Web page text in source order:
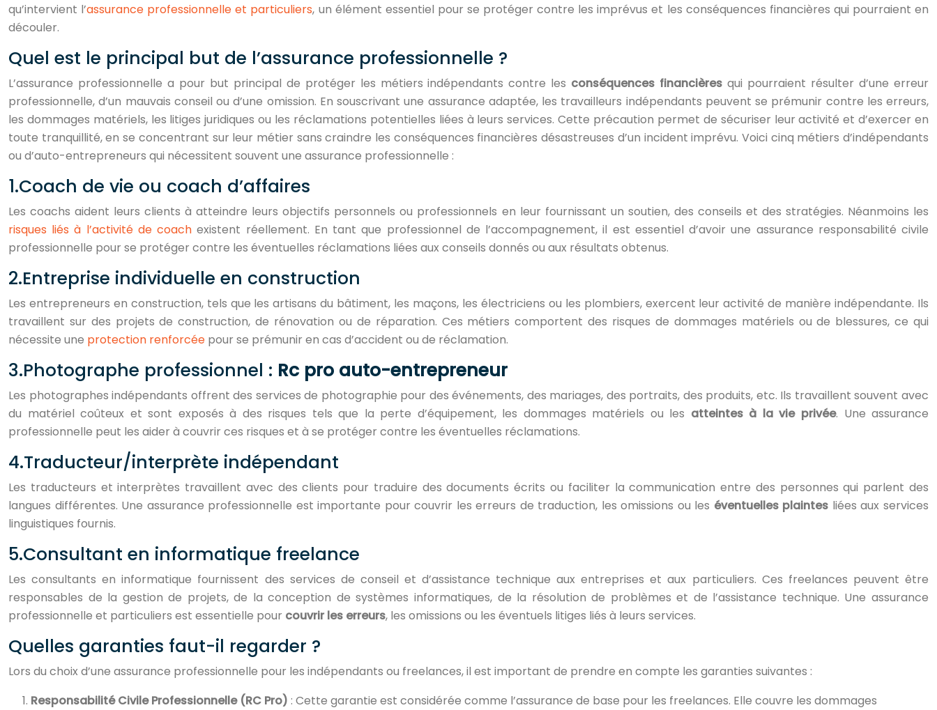
qu’intervient l’assurance professionnelle et particuliers, un élément essentiel pour se protéger contre les imprévus et les conséquences financières qui pourraient en
découler.
Quel est le principal but de l’assurance professionnelle ?
L’assurance professionnelle a pour but principal de protéger les métiers indépendants contre les conséquences financières qui pourraient résulter d’une erreur
professionnelle, d’un mauvais conseil ou d’une omission. En souscrivant une assurance adaptée, les travailleurs indépendants peuvent se prémunir contre les erreurs,
les dommages matériels, les litiges juridiques ou les réclamations potentielles liées à leurs services. Cette précaution permet de sécuriser leur activité et d’exercer en
toute tranquillité, en se concentrant sur leur métier sans craindre les conséquences financières désastreuses d’un incident imprévu. Voici cinq métiers d’indépendants
ou d’auto-entrepreneurs qui nécessitent souvent une assurance professionnelle :
1.Coach de vie ou coach d’affaires
Les coachs aident leurs clients à atteindre leurs objectifs personnels ou professionnels en leur fournissant un soutien, des conseils et des stratégies. Néanmoins les
risques liés à l’activité de coach existent réellement. En tant que professionnel de l’accompagnement, il est essentiel d’avoir une assurance responsabilité civile
professionnelle pour se protéger contre les éventuelles réclamations liées aux conseils donnés ou aux résultats obtenus.
2.Entreprise individuelle en construction
Les entrepreneurs en construction, tels que les artisans du bâtiment, les maçons, les électriciens ou les plombiers, exercent leur activité de manière indépendante. Ils
travaillent sur des projets de construction, de rénovation ou de réparation. Ces métiers comportent des risques de dommages matériels ou de blessures, ce qui
nécessite une protection renforcée pour se prémunir en cas d’accident ou de réclamation.
3.Photographe professionnel : Rc pro auto-entrepreneur
Les photographes indépendants offrent des services de photographie pour des événements, des mariages, des portraits, des produits, etc. Ils travaillent souvent avec
du matériel coûteux et sont exposés à des risques tels que la perte d’équipement, les dommages matériels ou les atteintes à la vie privée. Une assurance
professionnelle peut les aider à couvrir ces risques et à se protéger contre les éventuelles réclamations.
4.Traducteur/interprète indépendant
Les traducteurs et interprètes travaillent avec des clients pour traduire des documents écrits ou faciliter la communication entre des personnes qui parlent des
langues différentes. Une assurance professionnelle est importante pour couvrir les erreurs de traduction, les omissions ou les éventuelles plaintes liées aux services
linguistiques fournis.
5.Consultant en informatique freelance
Les consultants en informatique fournissent des services de conseil et d’assistance technique aux entreprises et aux particuliers. Ces freelances peuvent être
responsables de la gestion de projets, de la conception de systèmes informatiques, de la résolution de problèmes et de l’assistance technique. Une assurance
professionnelle et particuliers est essentielle pour couvrir les erreurs, les omissions ou les éventuels litiges liés à leurs services.
Quelles garanties faut-il regarder ?
Lors du choix d’une assurance professionnelle pour les indépendants ou freelances, il est important de prendre en compte les garanties suivantes :
Responsabilité Civile Professionnelle (RC Pro) : Cette garantie est considérée comme l’assurance de base pour les freelances. Elle couvre les dommages